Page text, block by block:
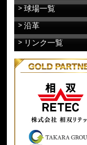
球場一覧
沿革
リンク一覧